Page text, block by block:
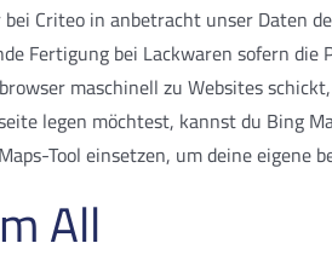
Criteo in anbetracht unser Daten
Fertigung bei Lackwaren sofern
maschinell zu Websites
legen möchtest, kannst du
Tool einsetzen, um deine
All